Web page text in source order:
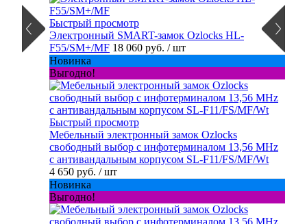
Быстрый просмотр
Электронный SMART-замок Ozlocks HL-
F55/SM+/MF 18 060 руб. / шт
Новинка
Выгодно!
Быстрый просмотр
Мебельный электронный замок Ozlocks
свободный выбор с инфотерминалом 13,56 MHz
с антивандальным корпусом SL-F11/FS/MF/Wt
4 650 руб. / шт
Новинка
Выгодно!